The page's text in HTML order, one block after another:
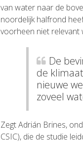
van water naar de
noordelijk halfrond
voorheen niet relevant
De
de
nieuwe
zoveel
Zegt Adrián Brines,
CSIC), die de studie